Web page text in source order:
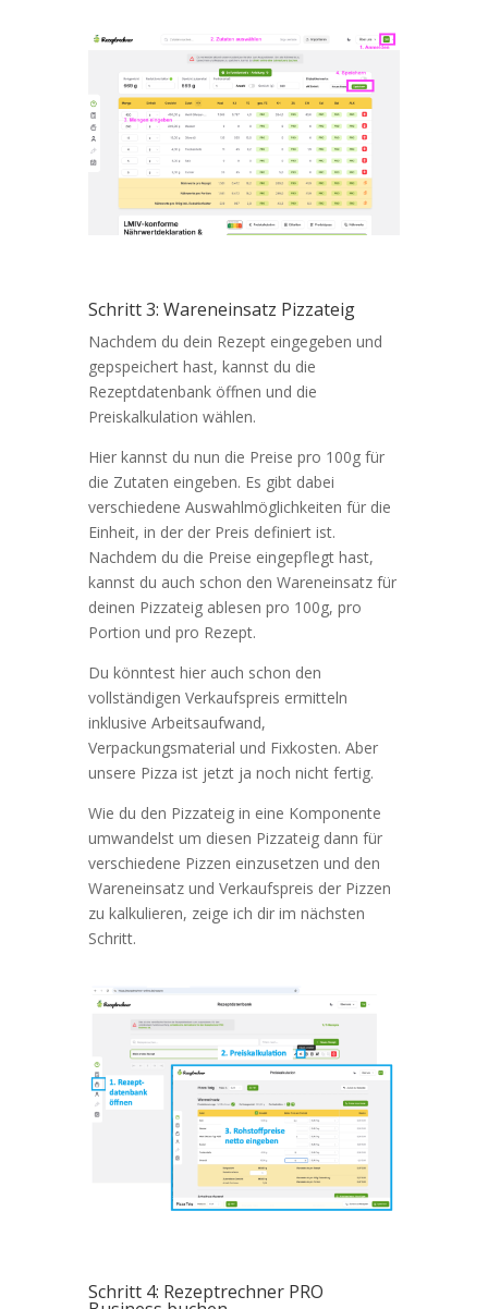
Schritt 3: Wareneinsatz Pizzateig
Nachdem du dein Rezept eingegeben und
gepspeichert hast, kannst du die
Rezeptdatenbank öffnen und die
Preiskalkulation wählen.
Hier kannst du nun die Preise pro 100g für
die Zutaten eingeben. Es gibt dabei
verschiedene Auswahlmöglichkeiten für die
Einheit, in der der Preis definiert ist.
Nachdem du die Preise eingepflegt hast,
kannst du auch schon den Wareneinsatz für
deinen Pizzateig ablesen pro 100g, pro
Portion und pro Rezept.
Du könntest hier auch schon den
vollständigen Verkaufspreis ermitteln
inklusive Arbeitsaufwand,
Verpackungsmaterial und Fixkosten. Aber
unsere Pizza ist jetzt ja noch nicht fertig.
Wie du den Pizzateig in eine Komponente
umwandelst um diesen Pizzateig dann für
verschiedene Pizzen einzusetzen und den
Wareneinsatz und Verkaufspreis der Pizzen
zu kalkulieren, zeige ich dir im nächsten
Schritt.
Schritt 4: Rezeptrechner PRO